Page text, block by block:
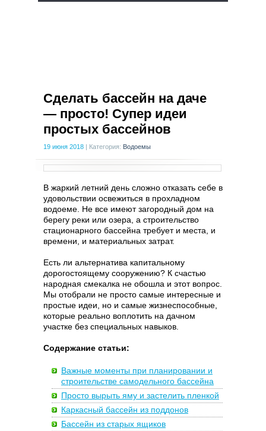
Сделать бассейн на даче
— просто! Супер идеи
простых бассейнов
19 июня 2018 | Категория: Водоемы
В жаркий летний день сложно отказать себе в
удовольствии освежиться в прохладном
водоеме. Не все имеют загородный дом на
берегу реки или озера, а строительство
стационарного бассейна требует и места, и
времени, и материальных затрат.
Есть ли альтернатива капитальному
дорогостоящему сооружению? К счастью
народная смекалка не обошла и этот вопрос.
Мы отобрали не просто самые интересные и
простые идеи, но и самые жизнеспособные,
которые реально воплотить на дачном
участке без специальных навыков.
Содержание статьи:
Важные моменты при планировании и
строительстве самодельного бассейна
Просто вырыть яму и застелить пленкой
Каркасный бассейн из поддонов
Бассейн из старых ящиков